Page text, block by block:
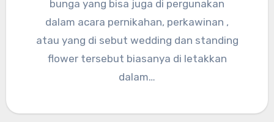
bunga yang bisa juga di pergunakan
dalam acara pernikahan, perkawinan ,
atau yang di sebut wedding dan standing
flower tersebut biasanya di letakkan
dalam…